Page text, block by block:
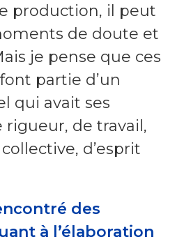
production, il peut
de doute et
je pense que ces
partie d’un
qui avait ses
rigueur, de travail,
d’esprit
des
à l’élaboration